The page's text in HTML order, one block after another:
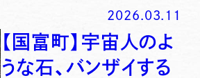
2026.03.11
【国富町】宇宙人のよ
うな石、バンザイする